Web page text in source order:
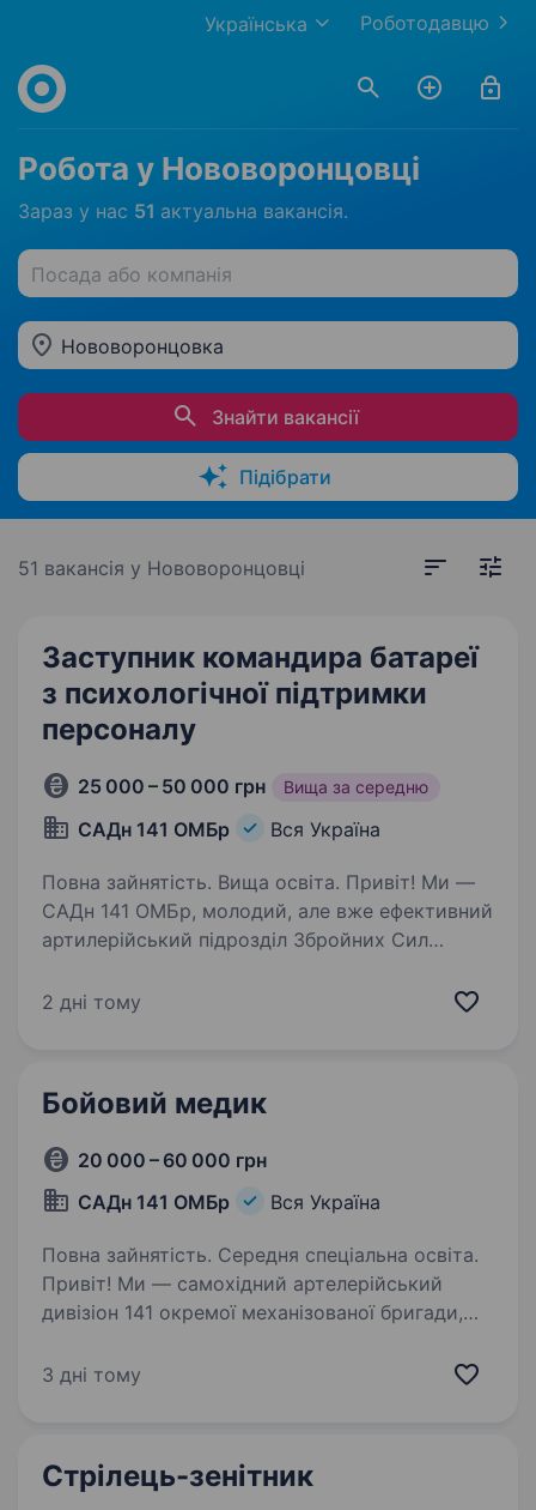
Роботодавцю
Українська
Робота у Нововоронцовці
Зараз у нас 51 актуальна вакансія.
Посада або компанія
Нововоронцовка
Знайти вакансії
Підібрати
51 вакансія у Нововоронцовці
Заступник командира батареї
з психологічної підтримки
персоналу
25 000 – 50 000 грн Вища за середню
САДн 141 ОМБр Вся Україна
Повна зайнятість. Вища освіта. Привіт! Ми —
САДн 141 ОМБр, молодий, але вже ефективний
артилерійський підрозділ Збройних Сил
найсучаснішими методами, підтримуючи один
2 дні тому
Бойовий медик
20 000 – 60 000 грн
САДн 141 ОМБр
Вся Україна
Повна зайнятість. Середня спеціальна освіта.
Привіт! Ми — самохідний артелерійський
дивізіон 141 окремої механізованої бригади,
бореться за мир і безпеку України. Наше
3 дні тому
Стрілець-зенітник